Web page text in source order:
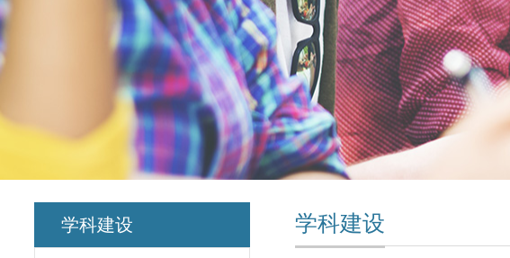
学科建设 学科建设